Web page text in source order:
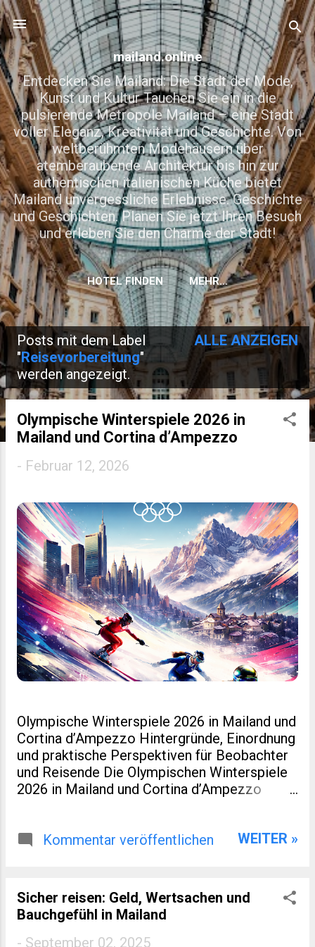
Direkt zum Hauptbereich
mailand.online
Entdecken Sie Mailand: Die Stadt der Mode,
Kunst und Kultur Tauchen Sie ein in die
pulsierende Metropole Mailand – eine Stadt
voller Eleganz, Kreativität und Geschichte. Von
weltberühmten Modehäusern über
atemberaubende Architektur bis hin zur
authentischen italienischen Küche bietet
Mailand unvergessliche Erlebnisse. Geschichte
und Geschichten. Planen Sie jetzt Ihren Besuch
und erleben Sie den Charme der Stadt!
HOTEL FINDEN MEHR…
P
o
s
Posts mit dem Label
"Reisevorbereitung"
werden angezeigt.
ALLE ANZEIGEN
Olympische Winterspiele 2026 in
Mailand und Cortina d’Ampezzo
- Februar 12, 2026
Olympische Winterspiele 2026 in Mailand und
Cortina d’Ampezzo Hintergründe, Einordnung
und praktische Perspektiven für Beobachter
und Reisende Die Olympischen Winterspiele
2026 in Mailand und Cortina d’Ampezzo
Turin 2006 erneut Gastgeber ist. Sondern
wirtschaftlich eng mit regionaler Entwicklung
verzahnt wurde. Für viele Leser eines
spezialisierten Blogs zu Sport, Reisen oder
europäischer Regionalentwicklung sind genau
Kommentar veröffentlichen WEITER »
Sicher reisen: Geld, Wertsachen und
Bauchgefühl in Mailand
- September 02, 2025